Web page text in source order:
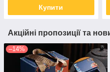
Купити
Акційні пропозиції та
–14%